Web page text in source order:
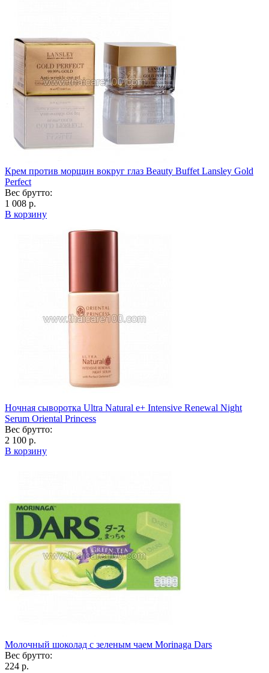
Крем против морщин вокруг глаз Beauty Buffet Lansley Gold
Perfect
Вес брутто:
1 008 р.
В корзину
Ночная сыворотка Ultra Natural e+ Intensive Renewal Night
Serum Oriental Princess
Вес брутто:
2 100 р.
В корзину
Молочный шоколад с зеленым чаем Morinaga Dars
Вес брутто:
224 р.